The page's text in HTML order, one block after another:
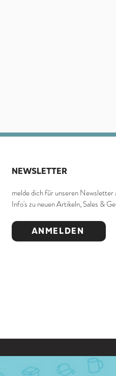
NEWSLETTER
melde dich für unseren Newsletter
Info's zu neuen Artikeln, Sales &
ANMELDEN